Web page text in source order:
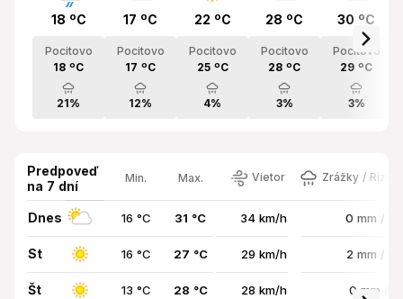
18 ºC
Pocitovo
18 ºC
21%
17 ºC
Pocitovo
17 ºC
12%
22 ºC
Pocitovo
25 ºC
4%
28 ºC
Pocitovo
28 ºC
3%
30 ºC
Pocitovo
29 ºC
3%
Predpoveď
na 7 dní
Min. Max. Vietor Zrážky /
Dnes 16 °C 31 °C 34 km/h 0 mm /
St 16 °C 27 °C 29 km/h 2 mm /
Št 13 °C 28 °C 28 km/h 0 mm /